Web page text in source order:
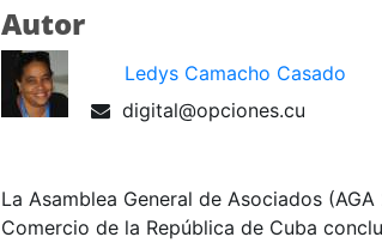
Autor
Ledys Camacho Casado
digital@opciones.cu
La Asamblea General de Asociados
Comercio de la República de Cuba